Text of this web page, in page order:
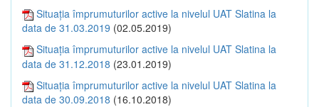
Situația împrumuturilor active la nivelul UAT Slatina la
data de 31.03.2019 (02.05.2019)
Situația împrumuturilor active la nivelul UAT Slatina la
data de 31.12.2018 (23.01.2019)
Situația împrumuturilor active la nivelul UAT Slatina la
data de 30.09.2018 (16.10.2018)